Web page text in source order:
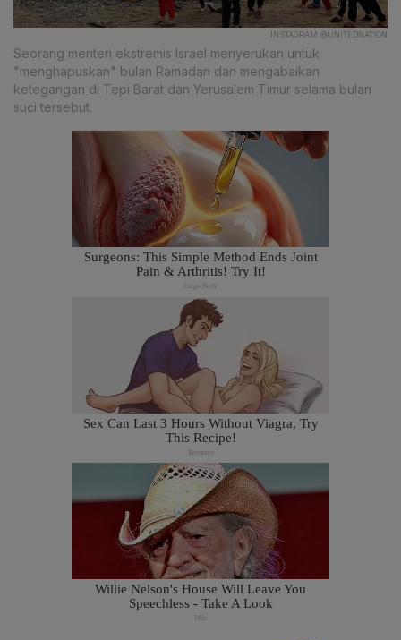
INSTAGRAM @UNITEDNATION
Seorang menteri ekstremis Israel menyerukan untuk
"menghapuskan" bulan Ramadan dan mengabaikan
ketegangan di Tepi Barat dan Yerusalem Timur selama bulan
suci tersebut.